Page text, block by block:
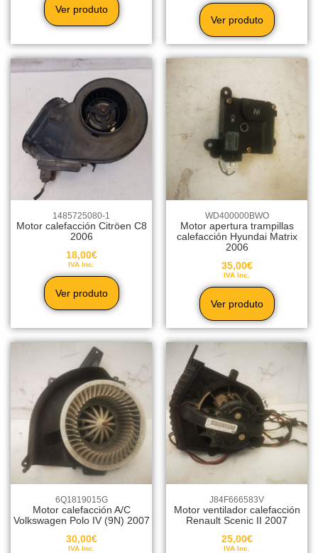
Ver produto
Ver produto
1485725080-1
Motor calefacción Citröen C8
2006
18,00€
IVA Inc.
Ver produto
WD400000BWO
Motor apertura trampillas
calefacción Hyundai Matrix
2006
35,00€
IVA Inc.
Ver produto
6Q1819015G
Motor calefacción A/C
Volkswagen Polo IV (9N) 2007
30,00€
IVA Inc.
J84F666583V
Motor ventilador calefacción
Renault Scenic II 2007
25,00€
IVA Inc.